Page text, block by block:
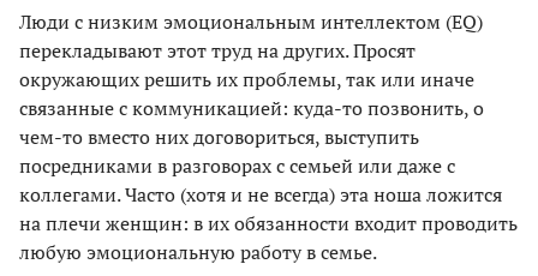
Люди с низким эмоциональным интеллектом (EQ)
перекладывают этот труд на других. Просят
окружающих решить их проблемы, так или иначе
связанные с коммуникацией: куда-то позвонить, о
чем-то вместо них договориться, выступить
посредниками в разговорах с семьей или даже с
коллегами. Часто (хотя и не всегда) эта ноша ложится
на плечи женщин: в их обязанности входит проводить
любую эмоциональную работу в семье.